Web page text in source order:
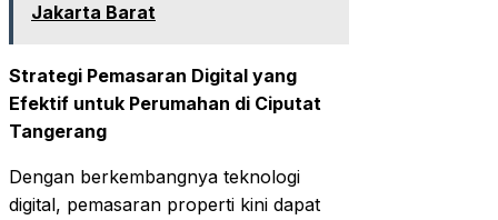
Jakarta Barat
Strategi Pemasaran Digital yang
Efektif untuk Perumahan di Ciputat
Tangerang
Dengan berkembangnya teknologi
digital, pemasaran properti kini dapat